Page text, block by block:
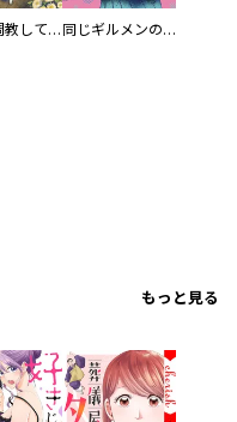
奴隷を調教してハーレム作る 同じギルメンの声が好き
もっと見る